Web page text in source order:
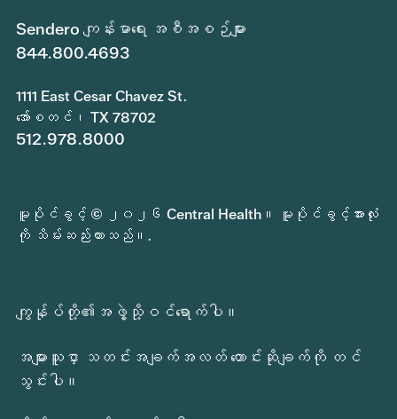
Sendero ကျန်းမာရေး အစီအစဉ်များ
844.800.4693
1111 East Cesar Chavez St.
အော်စတင်၊ TX 78702
512.978.8000
မူပိုင်ခွင့် © ၂၀၂၆ Central Health။ မူပိုင်ခွင့်အားလုံး
ကို သိမ်းဆည်းထားသည်။.
ကျွန်ုပ်တို့၏အဖွဲ့သို့ဝင်ရောက်ပါ။
အများသူငှာ သတင်းအချက်အလတ် တောင်းဆိုချက်ကို တင်
သွင်းပါ။